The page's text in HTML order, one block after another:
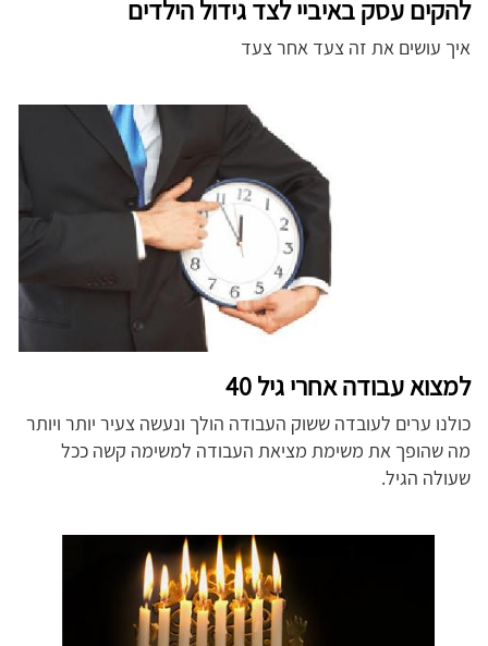
להקים עסק באיביי לצד גידול הילדים
איך עושים את זה צעד אחר צעד
למצוא עבודה אחרי גיל 40
כולנו ערים לעובדה ששוק העבודה הולך ונעשה צעיר יותר ויותר
מה שהופך את משימת מציאת העבודה למשימה קשה ככל
שעולה הגיל.